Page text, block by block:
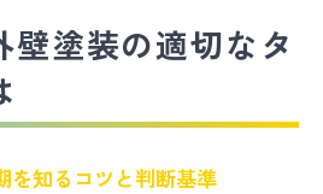
は早いと言われる理由と真実
ングを見極めるためのチェ
せる年数の目安と心得
壁塗装の適切なタ
を知るコツと判断基準